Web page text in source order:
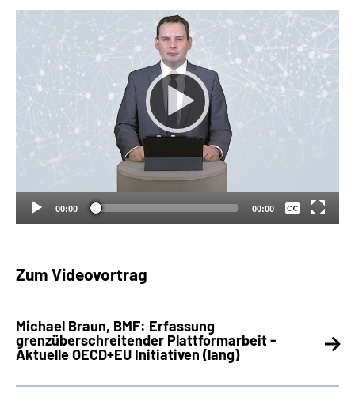
Mein Kundenportal
00:00 00:00
Zum Videovortrag
Michael Braun, BMF: Erfassung
grenzüberschreitender Plattformarbeit -
Aktuelle OECD+EU Initiativen (lang)